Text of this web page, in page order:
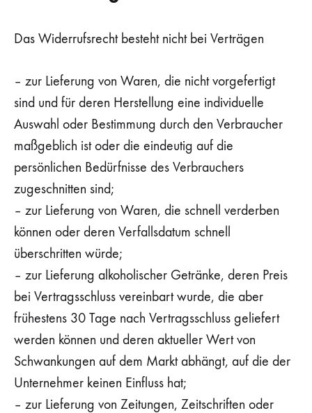
Das Widerrufsrecht besteht nicht bei Verträgen
– zur Lieferung von Waren, die nicht vorgefertigt
sind und für deren Herstellung eine individuelle
Auswahl oder Bestimmung durch den Verbraucher
maßgeblich ist oder die eindeutig auf die
persönlichen Bedürfnisse des Verbrauchers
zugeschnitten sind;
– zur Lieferung von Waren, die schnell verderben
können oder deren Verfallsdatum schnell
überschritten würde;
– zur Lieferung alkoholischer Getränke, deren Preis
bei Vertragsschluss vereinbart wurde, die aber
frühestens 30 Tage nach Vertragsschluss geliefert
werden können und deren aktueller Wert von
Schwankungen auf dem Markt abhängt, auf die der
Unternehmer keinen Einfluss hat;
– zur Lieferung von Zeitungen, Zeitschriften oder